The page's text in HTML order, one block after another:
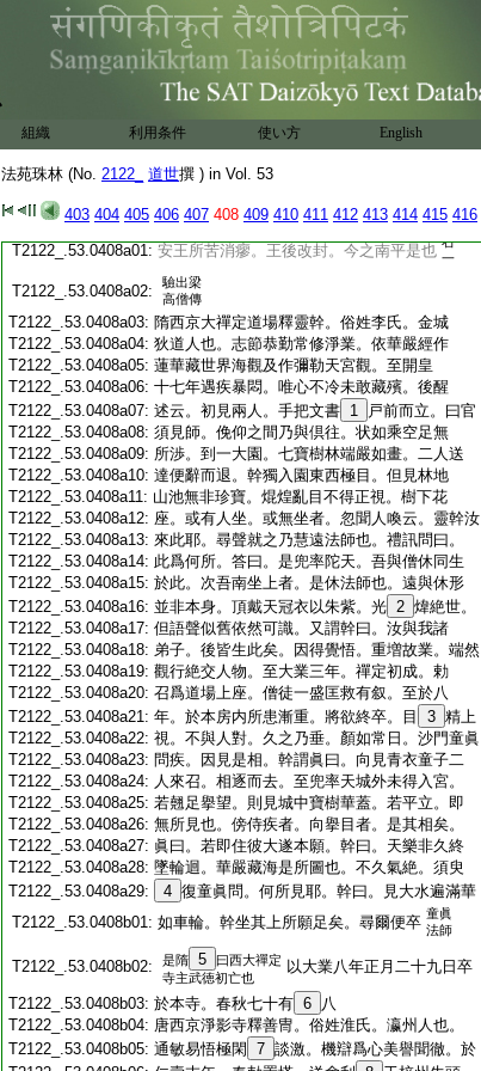
組織 利用条件 使い方 English
法苑珠林 (No. 2122_ 道世撰 ) in Vol. 53
403 404 405 406 407 408 409 410 411 412 413 414 415 416
T2122_.53.0407c20:一日寺僧慧 27 逞夢見黒衣大神。翼從甚壯。立
T2122_.53.0407c21:
于龕所商略分數。至明旦初祐律師至。其神
T2122_.53.0407c22:應若此。初僧護所創鑿龕過淺。乃鏟入五丈。
更施頂髻。及身相剋成 28 鎣磨將畢。夜中忽
萬字處色赤而隆起。今像胸
T2122_.53.0407c25:不施金薄而赤色存焉。像以天監十二年春
T2122_.53.0407c26:就功。至十五年春竟。坐躯高五丈。立形十
T2122_.53.0407c27:丈。龕前架三層臺。又造門閣殿堂。并立衆基
T2122_.53.0407c28:
T2122_.53.0407c29: 來集。供施往還軌迹填委。自像成之後。建
T2122_.53.0408a01: 安王所苦消瘳。王後改封。今之南平是也 右
一
T2122_.53.0408a02:
驗出梁
高僧傳
T2122_.53.0408a03: 隋西京大禪定道場釋靈幹。俗姓李氏。金城
T2122_.53.0408a04: 狄道人也。志節恭勤常修淨業。依華嚴經作
T2122_.53.0408a05: 蓮華藏世界海觀及作彌勒天宮觀。至開皇
T2122_.53.0408a06: 十七年遇疾暴悶。唯心不冷未敢藏殯。後醒
T2122_.53.0408a07: 述云。初見兩人。手把文書 1
戸前而立。曰官
T2122_.53.0408a08: 須見師。俛仰之間乃與倶往。状如乘空足無
T2122_.53.0408a09: 所渉。到一大園。七寶樹林端嚴如畫。二人送
T2122_.53.0408a10: 達便辭而退。幹獨入園東西極目。但見林地
T2122_.53.0408a11: 山池無非珍寶。焜煌亂目不得正視。樹下花
T2122_.53.0408a12: 座。或有人坐。或無坐者。忽聞人喚云。靈幹汝
T2122_.53.0408a13: 來此耶。尋聲就之乃慧遠法師也。禮訊問曰。
T2122_.53.0408a14: 此爲何所。答曰。是兜率陀天。吾與僧休同生
T2122_.53.0408a15: 於此。次吾南坐上者。是休法師也。遠與休形
T2122_.53.0408a16: 並非本身。頂戴天冠衣以朱紫。光 2 煒絶世。
T2122_.53.0408a17: 但語聲似舊依然可識。又謂幹曰。汝與我諸
T2122_.53.0408a18: 弟子。後皆生此矣。因得覺悟。重増故業。端然
T2122_.53.0408a19: 觀行絶交人物。至大業三年。禪定初成。勅
T2122_.53.0408a20: 召爲道場上座。僧徒一盛匡救有叙。至於八
T2122_.53.0408a21: 年。於本房内所患漸重。將欲終卒。目 3 精上
T2122_.53.0408a22: 視。不與人對。久之乃垂。顏如常日。沙門童眞
T2122_.53.0408a23: 問疾。因見是相。幹謂眞曰。向見青衣童子二
T2122_.53.0408a24: 人來召。相逐而去。至兜率天城外未得入宮。
T2122_.53.0408a25: 若翹足擧望。則見城中寶樹華蓋。若平立。即
T2122_.53.0408a26: 無所見也。傍侍疾者。向擧目者。是其相矣。
T2122_.53.0408a27: 眞曰。若即住彼大遂本願。幹曰。天樂非久終
T2122_.53.0408a28: 墜輪迴。華嚴藏海是所圖也。不久氣絶。須臾
T2122_.53.0408a29:
4 復童眞問。何所見耶。幹曰。見大水遍滿華
T2122_.53.0408b01: 如車輪。幹坐其上所願足矣。尋爾便卒 童眞
法師
T2122_.53.0408b02: 是隋 5
曰西大禪定
寺主武徳初亡也
以大業八年正月二十九日卒
T2122_.53.0408b03: 於本寺。春秋七十有 6 八
T2122_.53.0408b04: 唐西京淨影寺釋善冑。俗姓淮氏。瀛州人也。
T2122_.53.0408b05: 通敏易悟極閑 7 談激。機辯爲心美譽聞徹。於